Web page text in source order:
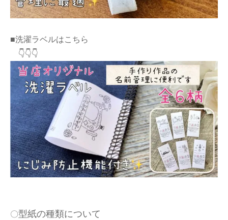
■洗濯ラベルはこちら
👇👇👇
〇型紙の種類について